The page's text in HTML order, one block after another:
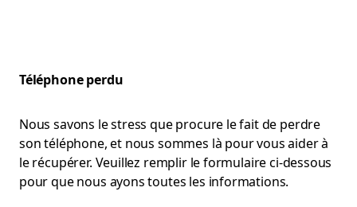
Téléphone perdu
Nous savons le stress que procure le fait de perdre
son téléphone, et nous sommes là pour vous aider à
le récupérer. Veuillez remplir le formulaire ci-dessous
pour que nous ayons toutes les informations.